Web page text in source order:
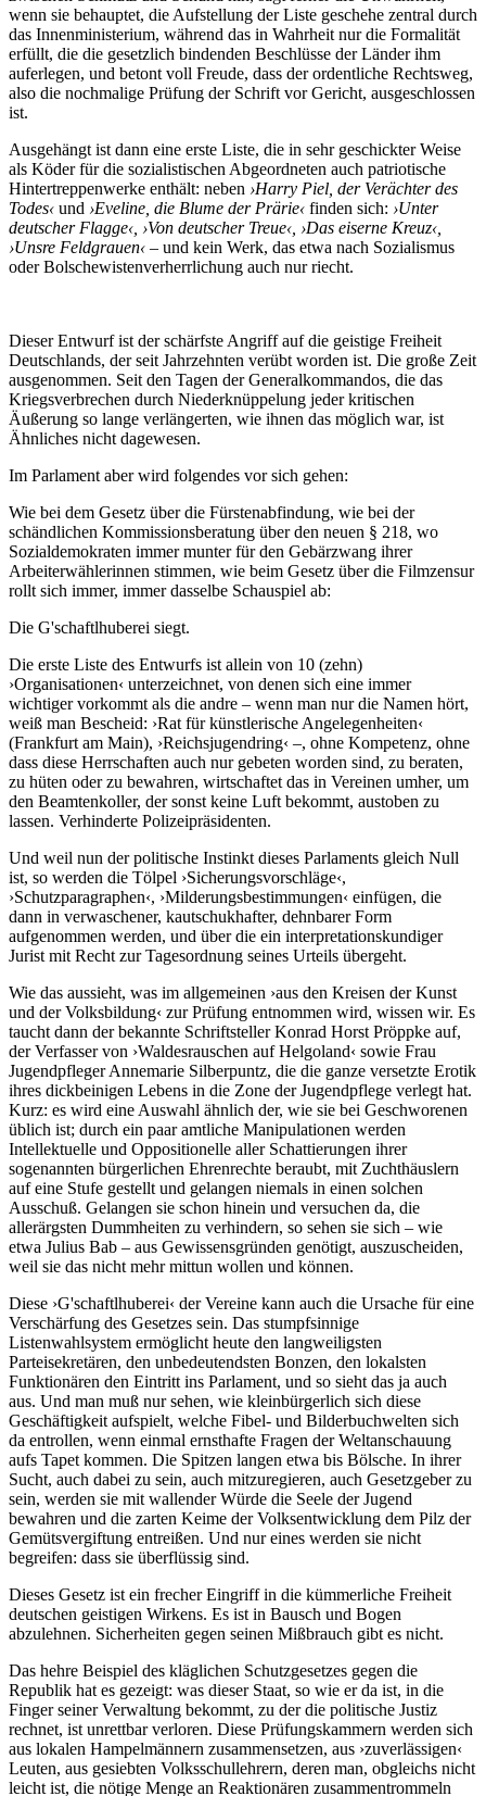
wenn sie behauptet, die Aufstellung der Liste geschehe zentral durch
das Innenministerium, während das in Wahrheit nur die Formalität
erfüllt, die die gesetzlich bindenden Beschlüsse der Länder ihm
auferlegen, und betont voll Freude, dass der ordentliche Rechtsweg,
also die nochmalige Prüfung der Schrift vor Gericht, ausgeschlossen
ist.
Ausgehängt ist dann eine erste Liste, die in sehr geschickter Weise
als Köder für die sozialistischen Abgeordneten auch patriotische
Hintertreppenwerke enthält: neben ›Harry Piel, der Verächter des
Todes‹ und ›Eveline, die Blume der Prärie‹ finden sich: ›Unter
deutscher Flagge‹, ›Von deutscher Treue‹, ›Das eiserne Kreuz‹,
›Unsre Feldgrauen‹ – und kein Werk, das etwa nach Sozialismus
oder Bolschewistenverherrlichung auch nur riecht.
Dieser Entwurf ist der schärfste Angriff auf die geistige Freiheit
Deutschlands, der seit Jahrzehnten verübt worden ist. Die große Zeit
ausgenommen. Seit den Tagen der Generalkommandos, die das
Kriegsverbrechen durch Niederknüppelung jeder kritischen
Äußerung so lange verlängerten, wie ihnen das möglich war, ist
Ähnliches nicht dagewesen.
Im Parlament aber wird folgendes vor sich gehen:
Wie bei dem Gesetz über die Fürstenabfindung, wie bei der
schändlichen Kommissionsberatung über den neuen § 218, wo
Sozialdemokraten immer munter für den Gebärzwang ihrer
Arbeiterwählerinnen stimmen, wie beim Gesetz über die Filmzensur
rollt sich immer, immer dasselbe Schauspiel ab:
Die G'schaftlhuberei siegt.
Die erste Liste des Entwurfs ist allein von 10 (zehn)
›Organisationen‹ unterzeichnet, von denen sich eine immer
wichtiger vorkommt als die andre – wenn man nur die Namen hört,
weiß man Bescheid: ›Rat für künstlerische Angelegenheiten‹
(Frankfurt am Main), ›Reichsjugendring‹ –, ohne Kompetenz, ohne
dass diese Herrschaften auch nur gebeten worden sind, zu beraten,
zu hüten oder zu bewahren, wirtschaftet das in Vereinen umher, um
den Beamtenkoller, der sonst keine Luft bekommt, austoben zu
lassen. Verhinderte Polizeipräsidenten.
Und weil nun der politische Instinkt dieses Parlaments gleich Null
ist, so werden die Tölpel ›Sicherungsvorschläge‹,
›Schutzparagraphen‹, ›Milderungsbestimmungen‹ einfügen, die
dann in verwaschener, kautschukhafter, dehnbarer Form
aufgenommen werden, und über die ein interpretationskundiger
Jurist mit Recht zur Tagesordnung seines Urteils übergeht.
Wie das aussieht, was im allgemeinen ›aus den Kreisen der Kunst
und der Volksbildung‹ zur Prüfung entnommen wird, wissen wir. Es
taucht dann der bekannte Schriftsteller Konrad Horst Pröppke auf,
der Verfasser von ›Waldesrauschen auf Helgoland‹ sowie Frau
Jugendpfleger Annemarie Silberpuntz, die die ganze versetzte Erotik
ihres dickbeinigen Lebens in die Zone der Jugendpflege verlegt hat.
Kurz: es wird eine Auswahl ähnlich der, wie sie bei Geschworenen
üblich ist; durch ein paar amtliche Manipulationen werden
Intellektuelle und Oppositionelle aller Schattierungen ihrer
sogenannten bürgerlichen Ehrenrechte beraubt, mit Zuchthäuslern
auf eine Stufe gestellt und gelangen niemals in einen solchen
Ausschuß. Gelangen sie schon hinein und versuchen da, die
allerärgsten Dummheiten zu verhindern, so sehen sie sich – wie
etwa Julius Bab – aus Gewissensgründen genötigt, auszuscheiden,
weil sie das nicht mehr mittun wollen und können.
Diese ›G'schaftlhuberei‹ der Vereine kann auch die Ursache für eine
Verschärfung des Gesetzes sein. Das stumpfsinnige
Listenwahlsystem ermöglicht heute den langweiligsten
Parteisekretären, den unbedeutendsten Bonzen, den lokalsten
Funktionären den Eintritt ins Parlament, und so sieht das ja auch
aus. Und man muß nur sehen, wie kleinbürgerlich sich diese
Geschäftigkeit aufspielt, welche Fibel- und Bilderbuchwelten sich
da entrollen, wenn einmal ernsthafte Fragen der Weltanschauung
aufs Tapet kommen. Die Spitzen langen etwa bis Bölsche. In ihrer
Sucht, auch dabei zu sein, auch mitzuregieren, auch Gesetzgeber zu
sein, werden sie mit wallender Würde die Seele der Jugend
bewahren und die zarten Keime der Volksentwicklung dem Pilz der
Gemütsvergiftung entreißen. Und nur eines werden sie nicht
begreifen: dass sie überflüssig sind.
Dieses Gesetz ist ein frecher Eingriff in die kümmerliche Freiheit
deutschen geistigen Wirkens. Es ist in Bausch und Bogen
abzulehnen. Sicherheiten gegen seinen Mißbrauch gibt es nicht.
Das hehre Beispiel des kläglichen Schutzgesetzes gegen die
Republik hat es gezeigt: was dieser Staat, so wie er da ist, in die
Finger seiner Verwaltung bekommt, zu der die politische Justiz
rechnet, ist unrettbar verloren. Diese Prüfungskammern werden sich
aus lokalen Hampelmännern zusammensetzen, aus ›zuverlässigen‹
Leuten, aus gesiebten Volksschullehrern, deren man, obgleichs nicht
leicht ist, die nötige Menge an Reaktionären zusammentrommeln